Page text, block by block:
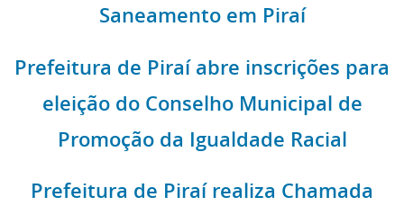
Saneamento em Piraí
Prefeitura de Piraí abre inscrições para
eleição do Conselho Municipal de
Promoção da Igualdade Racial
Prefeitura de Piraí realiza Chamada